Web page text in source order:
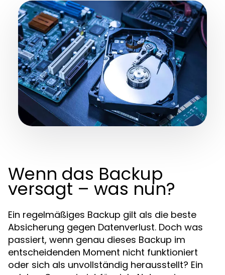
Wenn das Backup
versagt – was nun?
Ein regelmäßiges Backup gilt als die beste
Absicherung gegen Datenverlust. Doch was
passiert, wenn genau dieses Backup im
entscheidenden Moment nicht funktioniert
oder sich als unvollständig herausstellt? Ein